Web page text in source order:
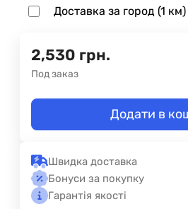
Доставка за город (1
2,530 грн.
Под заказ
Додати в
Швидка доставка
Бонуси за покупку
Гарантія якості